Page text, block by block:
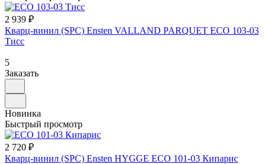
2 939 ₽
Кварц-винил (SPC) Ensten VALLAND PARQUET ECO 103-03
Тисс
5
Заказать
Новинка
Быстрый просмотр
2 720 ₽
Кварц-винил (SPC) Ensten HYGGE ECO 101-03 Кипарис